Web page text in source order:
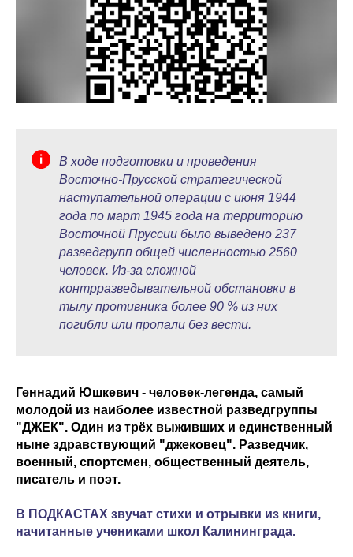
В ходе подготовки и проведения
Восточно-Прусской стратегической
наступательной операции с июня 1944
года по март 1945 года на территорию
Восточной Пруссии было выведено 237
разведгрупп общей численностью 2560
человек. Из-за сложной
контрразведывательной обстановки в
тылу противника более 90 % из них
погибли или пропали без вести.
Геннадий Юшкевич - человек-легенда, самый
молодой из наиболее известной разведгруппы
"ДЖЕК". Один из трёх выживших и единственный
ныне здравствующий "джековец". Разведчик,
военный, спортсмен, общественный деятель,
писатель и поэт.
В ПОДКАСТАХ звучат стихи и отрывки из книги,
начитанные учениками школ Калининграда.